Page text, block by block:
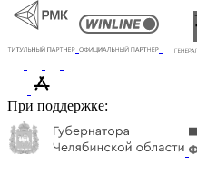
При поддержке: